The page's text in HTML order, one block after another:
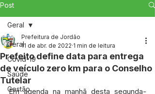
Post
Geral
Covid-19
Saúde
Gestão
Geral
Prefeito define data para entrega
de veículo zero km para o Conselho
Tutelar
Prefeitura de Jordão
11 de abr. de 2022 1 min de leitura
Em agenda na manhã desta segunda-